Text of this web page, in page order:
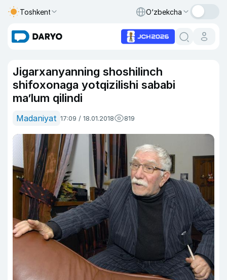
Toshkent O‘zbekcha
Jigarxanyanning shoshilinch
shifoxonaga yotqizilishi sababi
ma’lum qilindi
Madaniyat 17:09 / 18.01.2018 819